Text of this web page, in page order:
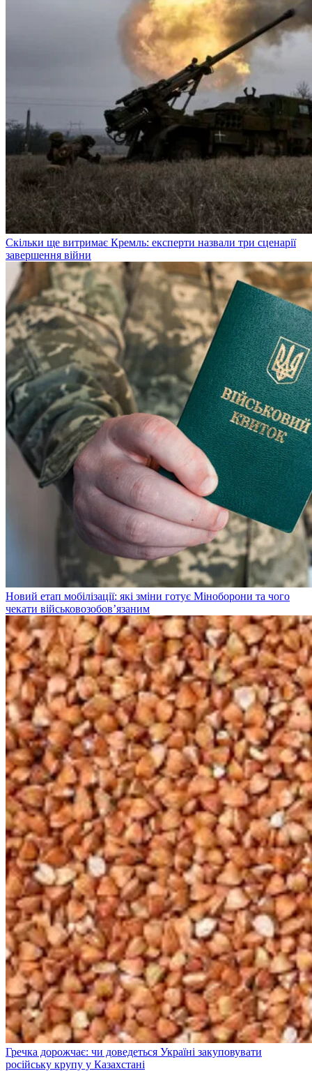
Скільки ще витримає Кремль: експерти назвали три сценарії
завершення війни
Новий етап мобілізації: які зміни готує Міноборони та чого
чекати військовозобов’язаним
Гречка дорожчає: чи доведеться Україні закуповувати
російську крупу у Казахстані